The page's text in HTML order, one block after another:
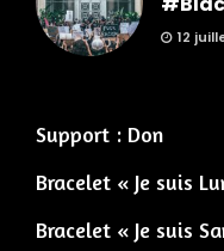
12
Support : Don
Bracelet « Je suis
Bracelet « Je suis